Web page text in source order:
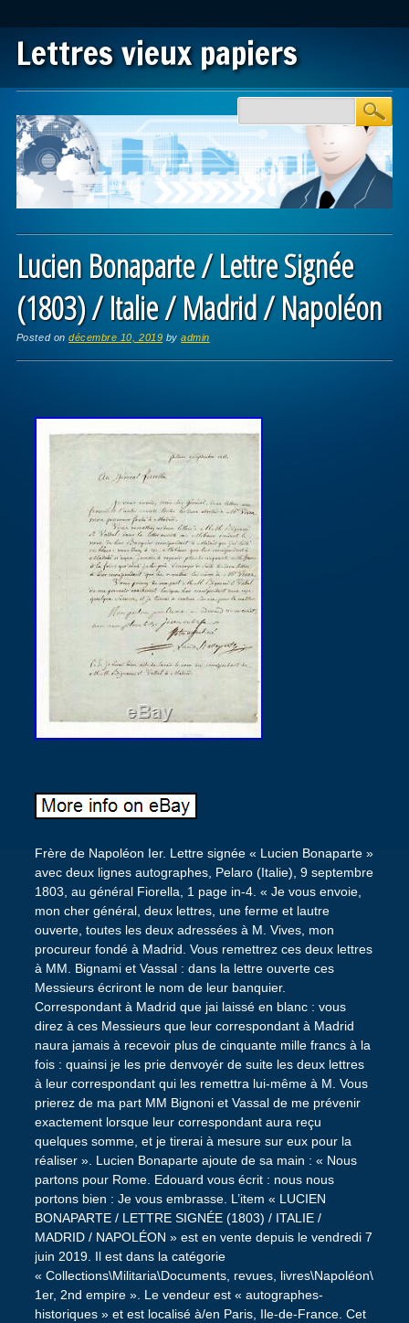
Lettres vieux papiers
Main menu
Lucien Bonaparte / Lettre Signée
(1803) / Italie / Madrid / Napoléon
Posted ondécembre 10, 2019 byadmin
Frère de Napoléon Ier. Lettre signée « Lucien Bonaparte »
avec deux lignes autographes, Pelaro (Italie), 9 septembre
1803, au général Fiorella, 1 page in-4. « Je vous envoie,
mon cher général, deux lettres, une ferme et lautre
ouverte, toutes les deux adressées à M. Vives, mon
procureur fondé à Madrid. Vous remettrez ces deux lettres
à MM. Bignami et Vassal : dans la lettre ouverte ces
Messieurs écriront le nom de leur banquier.
Correspondant à Madrid que jai laissé en blanc : vous
direz à ces Messieurs que leur correspondant à Madrid
naura jamais à recevoir plus de cinquante mille francs à la
fois : quainsi je les prie denvoyér de suite les deux lettres
à leur correspondant qui les remettra lui-même à M. Vous
prierez de ma part MM Bignoni et Vassal de me prévenir
exactement lorsque leur correspondant aura reçu
quelques somme, et je tirerai à mesure sur eux pour la
réaliser ». Lucien Bonaparte ajoute de sa main : « Nous
partons pour Rome. Edouard vous écrit : nous nous
portons bien : Je vous embrasse. L’item « LUCIEN
BONAPARTE / LETTRE SIGNÉE (1803) / ITALIE /
MADRID / NAPOLÉON » est en vente depuis le vendredi 7
juin 2019. Il est dans la catégorie
« Collections\Militaria\Documents, revues, livres\Napoléon\
1er, 2nd empire ». Le vendeur est « autographes-
historiques » et est localisé à/en Paris, Ile-de-France. Cet